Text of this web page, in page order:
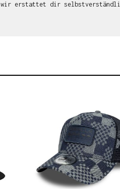
wir erstattet dir